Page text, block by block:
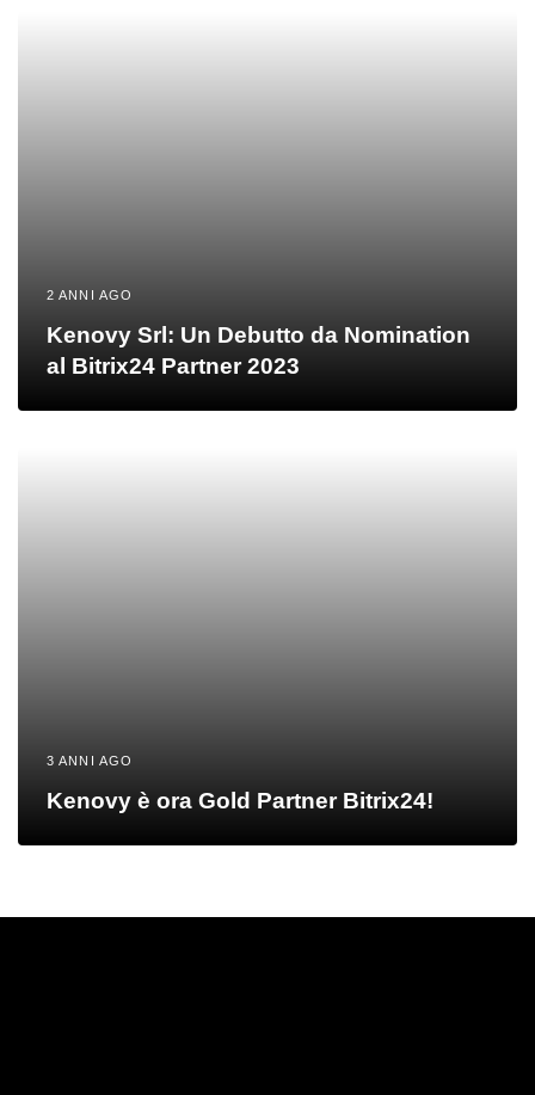
2 ANNI AGO
Kenovy Srl: Un Debutto da Nomination
al Bitrix24 Partner 2023
3 ANNI AGO
Kenovy è ora Gold Partner Bitrix24!